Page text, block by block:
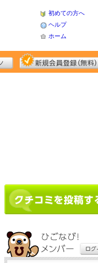
初めての方へ
ヘルプ
ホーム